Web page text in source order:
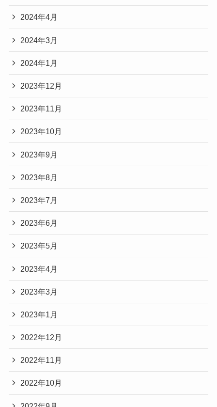
2024年4月
2024年3月
2024年1月
2023年12月
2023年11月
2023年10月
2023年9月
2023年8月
2023年7月
2023年6月
2023年5月
2023年4月
2023年3月
2023年1月
2022年12月
2022年11月
2022年10月